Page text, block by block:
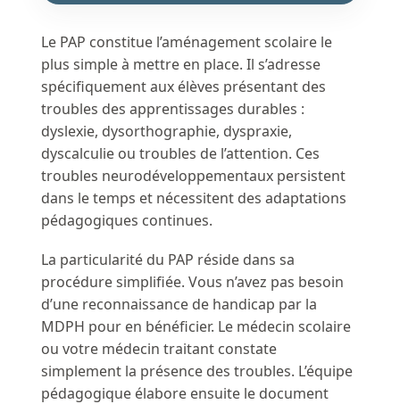
Le PAP constitue l’aménagement scolaire le
plus simple à mettre en place. Il s’adresse
spécifiquement aux élèves présentant des
troubles des apprentissages durables :
dyslexie, dysorthographie, dyspraxie,
dyscalculie ou troubles de l’attention. Ces
troubles neurodéveloppementaux persistent
dans le temps et nécessitent des adaptations
pédagogiques continues.
La particularité du PAP réside dans sa
procédure simplifiée. Vous n’avez pas besoin
d’une reconnaissance de handicap par la
MDPH pour en bénéficier. Le médecin scolaire
ou votre médecin traitant constate
simplement la présence des troubles. L’équipe
pédagogique élabore ensuite le document